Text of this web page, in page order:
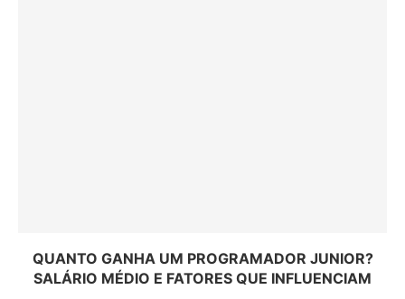
QUANTO GANHA UM PROGRAMADOR JUNIOR?
SALÁRIO MÉDIO E FATORES QUE INFLUENCIAM